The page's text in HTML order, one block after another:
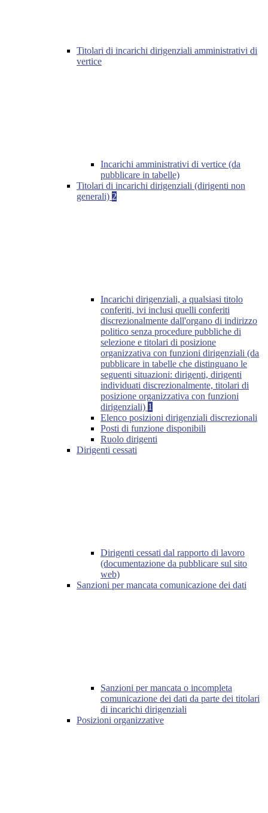
Titolari di incarichi dirigenziali amministrativi di
vertice
Incarichi amministrativi di vertice (da
pubblicare in tabelle)
Titolari di incarichi dirigenziali (dirigenti non
generali) 2
Incarichi dirigenziali, a qualsiasi titolo
conferiti, ivi inclusi quelli conferiti
discrezionalmente dall'organo di indirizzo
politico senza procedure pubbliche di
selezione e titolari di posizione
organizzativa con funzioni dirigenziali (da
pubblicare in tabelle che distinguano le
seguenti situazioni: dirigenti, dirigenti
individuati discrezionalmente, titolari di
posizione organizzativa con funzioni
dirigenziali) 1
Elenco posizioni dirigenziali discrezionali
Posti di funzione disponibili
Ruolo dirigenti
Dirigenti cessati
Dirigenti cessati dal rapporto di lavoro
(documentazione da pubblicare sul sito
web)
Sanzioni per mancata comunicazione dei dati
Sanzioni per mancata o incompleta
comunicazione dei dati da parte dei titolari
di incarichi dirigenziali
Posizioni organizzative